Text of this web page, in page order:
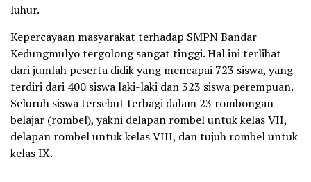
luhur.
Kepercayaan masyarakat terhadap SMPN Bandar
Kedungmulyo tergolong sangat tinggi. Hal ini terlihat
dari jumlah peserta didik yang mencapai 723 siswa, yang
terdiri dari 400 siswa laki-laki dan 323 siswa perempuan.
Seluruh siswa tersebut terbagi dalam 23 rombongan
belajar (rombel), yakni delapan rombel untuk kelas VII,
delapan rombel untuk kelas VIII, dan tujuh rombel untuk
kelas IX.